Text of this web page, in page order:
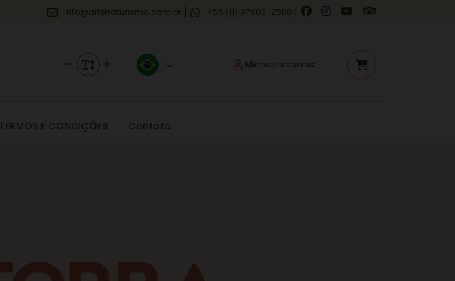
info@arterraturismo.com.br | +55 (11) 97682-2508 |
Minhas reservas
TERMOS E CONDIÇÕES Contato